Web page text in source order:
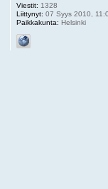
Viestit: 1328
Liittynyt: 07 Syys 2010,
Paikkakunta: Helsinki